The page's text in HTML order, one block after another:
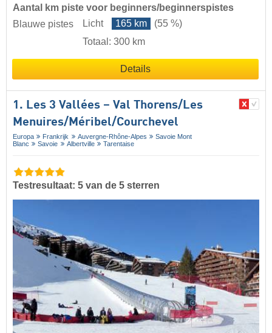
Aantal km piste voor beginners/beginnerspistes
Blauwe pistes
Licht 165 km
(55 %)
Totaal: 300 km
Details
1. Les 3 Vallées – Val Thorens/​Les
Menuires/​Méribel/​Courchevel
Europa Frankrijk Auvergne-Rhône-Alpes
Savoie Mont
Blanc
Savoie Albertville Tarentaise
Testresultaat: 5 van de 5 sterren